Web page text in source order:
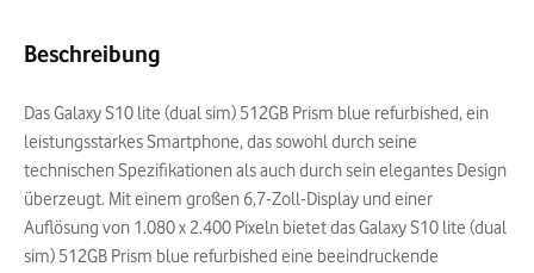
Beschreibung
Das Galaxy S10 lite (dual sim) 512GB Prism blue refurbished, ein
leistungsstarkes Smartphone, das sowohl durch seine
technischen Spezifikationen als auch durch sein elegantes Design
überzeugt. Mit einem großen 6,7-Zoll-Display und einer
Auflösung von 1.080 x 2.400 Pixeln bietet das Galaxy S10 lite (dual
sim) 512GB Prism blue refurbished eine beeindruckende